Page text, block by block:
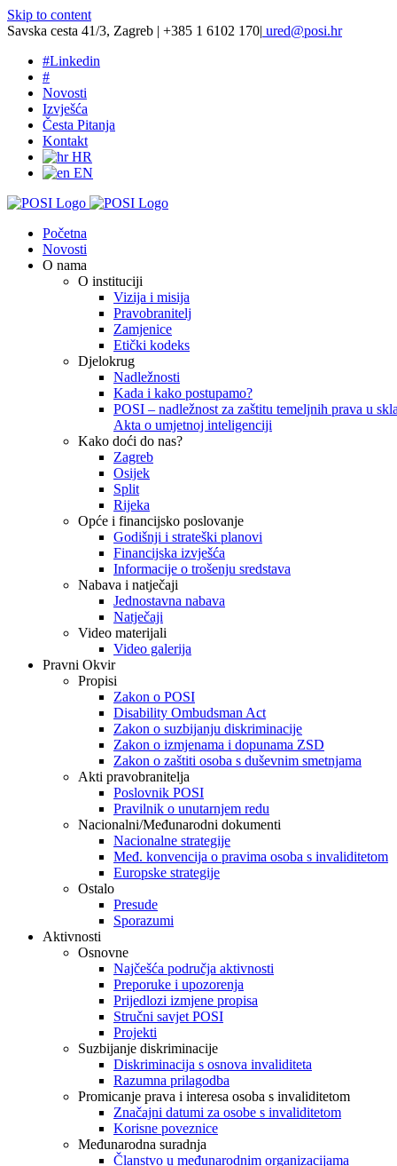
Skip to content
Savska cesta 41/3, Zagreb | +385 1 6102 170| ured@posi.hr
#Linkedin
#
Novosti
Izvješća
Česta Pitanja
Kontakt
HR
EN
Početna
Novosti
O nama
O instituciji
Vizija i misija
Pravobranitelj
Zamjenice
Etički kodeks
Djelokrug
Nadležnosti
Kada i kako postupamo?
POSI – nadležnost za zaštitu temeljnih prava u
Akta o umjetnoj inteligenciji
Kako doći do nas?
Zagreb
Osijek
Split
Rijeka
Opće i financijsko poslovanje
Godišnji i strateški planovi
Financijska izvješća
Informacije o trošenju sredstava
Nabava i natječaji
Jednostavna nabava
Natječaji
Video materijali
Video galerija
Pravni Okvir
Propisi
Zakon o POSI
Disability Ombudsman Act
Zakon o suzbijanju diskriminacije
Zakon o izmjenama i dopunama ZSD
Zakon o zaštiti osoba s duševnim smetnjama
Akti pravobranitelja
Poslovnik POSI
Pravilnik o unutarnjem redu
Nacionalni/Međunarodni dokumenti
Nacionalne strategije
Međ. konvencija o pravima osoba s invaliditetom
Europske strategije
Ostalo
Presude
Sporazumi
Aktivnosti
Osnovne
Najčešća područja aktivnosti
Preporuke i upozorenja
Prijedlozi izmjene propisa
Stručni savjet POSI
Projekti
Suzbijanje diskriminacije
Diskriminacija s osnova invaliditeta
Razumna prilagodba
Promicanje prava i interesa osoba s invaliditetom
Značajni datumi za osobe s invaliditetom
Korisne poveznice
Međunarodna suradnja
Članstvo u međunarodnim organizacijama